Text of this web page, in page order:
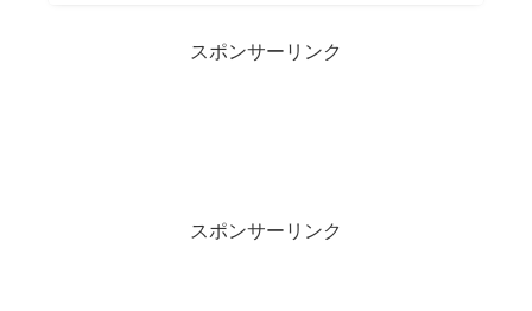
スポンサーリンク
スポンサーリンク